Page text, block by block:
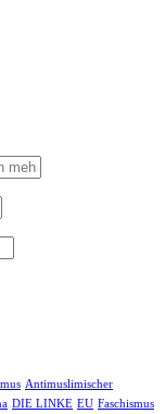
Antimuslimischer
DIE LINKE EU Faschismus